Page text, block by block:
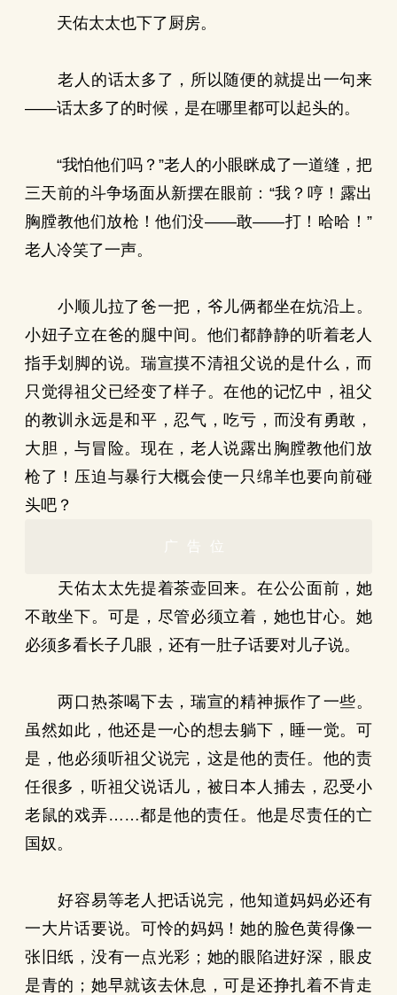
天佑太太也下了厨房。
老人的话太多了，所以随便的就提出一句来
——话太多了的时候，是在哪里都可以起头的。
“我怕他们吗？”老人的小眼眯成了一道缝，把
三天前的斗争场面从新摆在眼前：“我？哼！露出
胸膛教他们放枪！他们没——敢——打！哈哈！”
老人冷笑了一声。
小顺儿拉了爸一把，爷儿俩都坐在炕沿上。
小妞子立在爸的腿中间。他们都静静的听着老人
指手划脚的说。瑞宣摸不清祖父说的是什么，而
只觉得祖父已经变了样子。在他的记忆中，祖父
的教训永远是和平，忍气，吃亏，而没有勇敢，
大胆，与冒险。现在，老人说露出胸膛教他们放
枪了！压迫与暴行大概会使一只绵羊也要向前碰
头吧？
广告位
天佑太太先提着茶壶回来。在公公面前，她
不敢坐下。可是，尽管必须立着，她也甘心。她
必须多看长子几眼，还有一肚子话要对儿子说。
两口热茶喝下去，瑞宣的精神振作了一些。
虽然如此，他还是一心的想去躺下，睡一觉。可
是，他必须听祖父说完，这是他的责任。他的责
任很多，听祖父说话儿，被日本人捕去，忍受小
老鼠的戏弄……都是他的责任。他是尽责任的亡
国奴。
好容易等老人把话说完，他知道妈妈必还有
一大片话要说。可怜的妈妈！她的脸色黄得像一
张旧纸，没有一点光彩；她的眼陷进好深，眼皮
是青的；她早就该去休息，可是还挣扎着不肯走